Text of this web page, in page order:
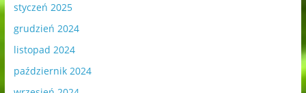
styczeń 2025
grudzień 2024
listopad 2024
październik 2024